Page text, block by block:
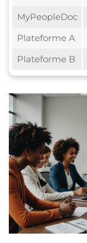
MyPeopleDoc
Plateforme A
Plateforme B